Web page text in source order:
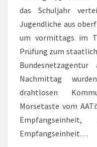
das Schuljahr
Jugendliche aus
um vormittags im
Prüfung zum
Nachmittag
drahtlosen
Morsetaste vom
Empfangseinheit…